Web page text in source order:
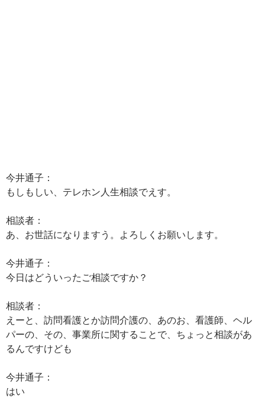
今井通子：
もしもしい、テレホン人生相談でえす。
相談者：
あ、お世話になりますう。よろしくお願いします。
今井通子：
今日はどういったご相談ですか？
相談者：
えーと、訪問看護とか訪問介護の、あのお、看護師、ヘル
パーの、その、事業所に関することで、ちょっと相談があ
るんですけども
今井通子：
はい